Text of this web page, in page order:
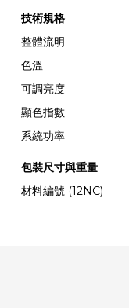
技術規格
整體流明
色溫
可調亮度
顯色指數
系統功率
包裝尺寸與重量
材料編號 (12NC)